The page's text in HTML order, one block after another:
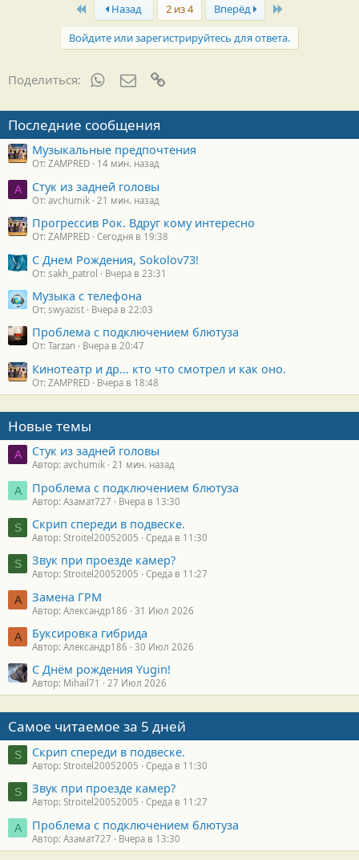
First Назад 2 из 4 Вперёд
Войдите или зарегистрируйтесь для ответа.
Поделиться: WhatsAppЭлектронная почта
Последние сообщения
Музыкальные предпочтения
От: ZAMPRED 14 мин. назад
A Стук из задней головы
От: avchumik 21 мин. назад
Прогрессив Рок. Вдруг кому интересно
От: ZAMPRED Сегодня в 19:38
С Днем Рождения, Sokolov73!
От: sakh_patrol Вчера в 23:31
Музыка с телефона
От: swyazist Вчера в 22:03
Проблема с подключением блютуза
От: Tarzan Вчера в 20:47
Кинотеатр и др... кто что смотрел и как оно.
От: ZAMPRED Вчера в 18:48
Новые темы
A Стук из задней головы
Автор: avchumik 21 мин. назад
А Проблема с подключением блютуза
Автор: Азамат727 Вчера в 13:30
S Скрип спереди в подвеске.
Автор: Stroitel20052005 Среда в 11:30
S Звук при проезде камер?
Автор: Stroitel20052005 Среда в 11:27
А Замена ГРМ
Автор: Александр186 31 Июл 2026
А Буксировка гибрида
Автор: Александр186 30 Июл 2026
С Днём рождения Yugin!
Автор: Mihail71 27 Июл 2026
Самое читаемое за 5 дней
S Скрип спереди в подвеске.
Автор: Stroitel20052005 Среда в 11:30
S Звук при проезде камер?
Автор: Stroitel20052005 Среда в 11:27
А Проблема с подключением блютуза
Автор: Азамат727 Вчера в 13:30